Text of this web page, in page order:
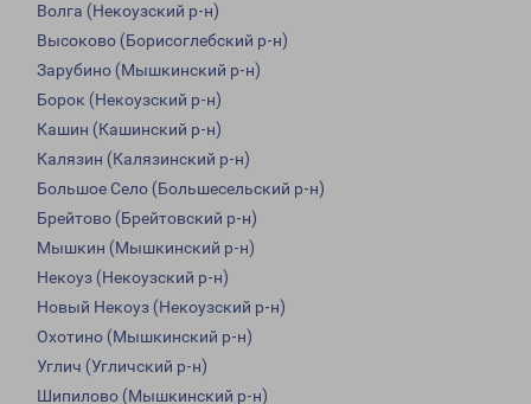
Волга (Некоузский р-н)
Высоково (Борисоглебский р-н)
Зарубино (Мышкинский р-н)
Борок (Некоузский р-н)
Кашин (Кашинский р-н)
Калязин (Калязинский р-н)
Большое Село (Большесельский р-н)
Брейтово (Брейтовский р-н)
Мышкин (Мышкинский р-н)
Некоуз (Некоузский р-н)
Новый Некоуз (Некоузский р-н)
Охотино (Мышкинский р-н)
Углич (Угличский р-н)
Шипилово (Мышкинский р-н)